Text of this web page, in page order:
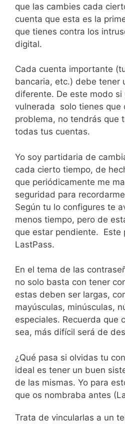
que las cambies cada
cuenta que esta es la
que tienes contra los
digital.
Cada cuenta importante
bancaria, etc.) debe tener
diferente. De este modo si
vulnerada solo tienes que
problema, no tendrás que
todas tus cuentas.
Yo soy partidaria de
cada cierto tiempo, de
que periódicamente me
seguridad para
Según tu lo configures te
menos tiempo, pero de
que estar pendiente. Este
LastPass.
En el tema de las
no solo basta con tener
estas deben ser largas,
mayúsculas, minúsculas,
especiales. Recuerda que
sea, más difícil será de
¿Qué pasa si olvidas tu
ideal es tener un buen
de las mismas. Yo para
que os nombraba antes
Trata de vincularlas a un